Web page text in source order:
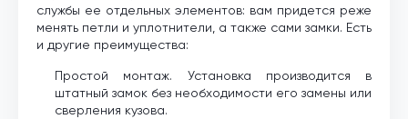
службы ее отдельных элементов: вам придется реже
менять петли и уплотнители, а также сами замки. Есть
и другие преимущества:
Простой монтаж. Установка производится в
штатный замок без необходимости его замены или
сверления кузова.